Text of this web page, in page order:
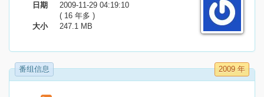
日期
2009-11-29 04:19:10
( 16 年多 )
大小
247.1 MB
番组信息 2009 年